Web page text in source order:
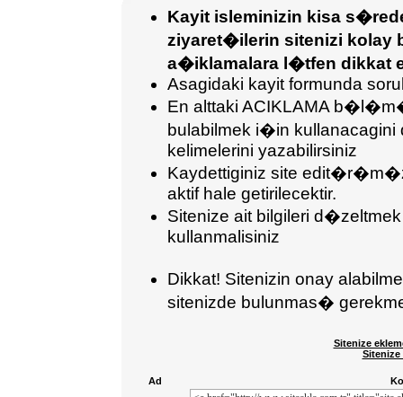
Kayit isleminizin kisa
ziyaret�ilerin sitenizi kolay
a�iklamalara l�tfen dikkat
Asagidaki kayit formunda
En alttaki ACIKLAMA
bulabilmek i�in
kelimelerini yazabilirsiniz
Kaydettiginiz site
aktif hale getirilecektir.
Sitenize ait bilgileri
kullanmalisiniz
Dikkat! Sitenizin onay
sitenizde bulunmas�
Sitenize
Ad